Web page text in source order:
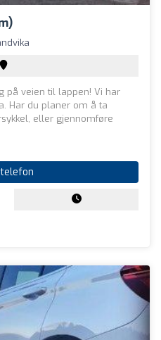
på veien til lappen! Vi har
Har du planer om å ta
eller gjennomføre